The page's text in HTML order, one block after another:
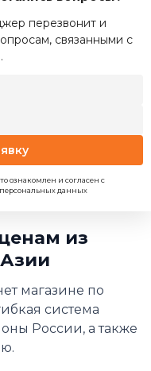
перезвонит и
связанными с
ознакомлен и согласен с
данных
из
магазине по
система
России, а также